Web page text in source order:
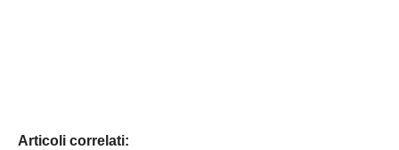
Articoli correlati: